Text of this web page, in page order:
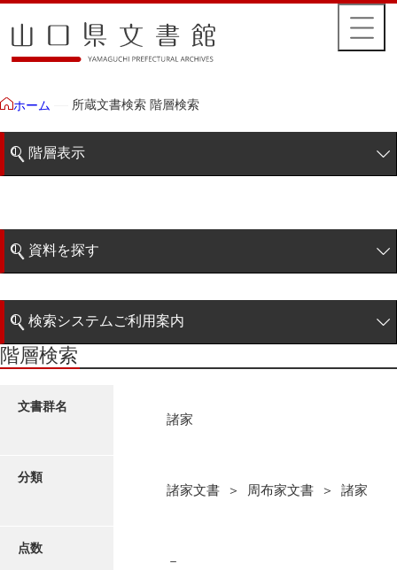
ホーム 所蔵文書検索 階層検索
階層表示
藩政文書
特定歴史公文書
諸家文書
資料を探す
階層検索
近代刊行写真帳類
検索システムご利用案内
検索システムの利用について
更新履歴
階層検索
文書群名
諸家
分類
諸家文書 ＞ 周布家文書 ＞ 諸家
点数
－